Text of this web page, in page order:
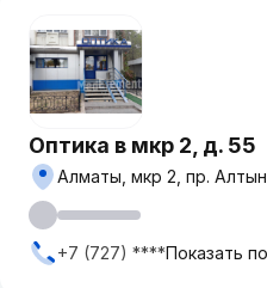
Оптика в мкр 2, д. 55
Алматы, мкр 2, пр.
+7 (727) ****Показать